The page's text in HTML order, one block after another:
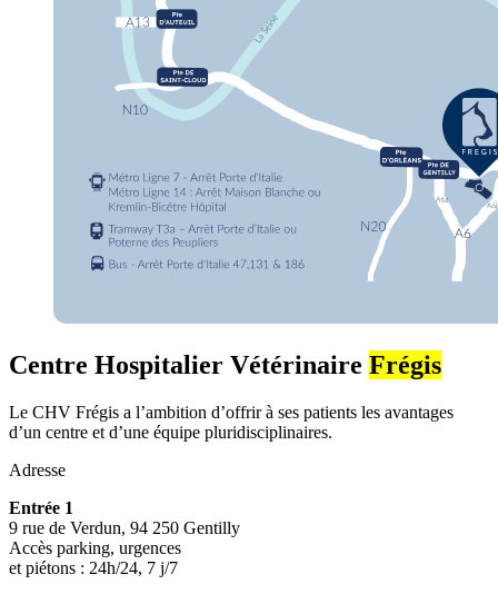
Centre Hospitalier Vétérinaire Frégis
Le CHV Frégis a l’ambition d’offrir à ses patients les avantages
d’un centre et d’une équipe pluridisciplinaires.
Adresse
Entrée 1
9 rue de Verdun, 94 250 Gentilly
Accès parking, urgences
et piétons : 24h/24, 7 j/7